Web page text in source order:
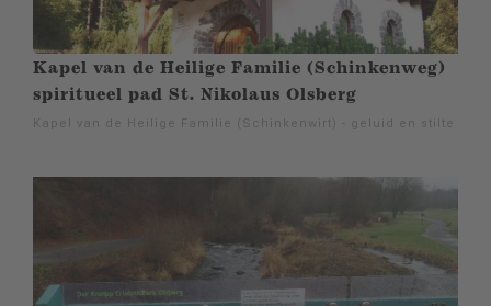
Kapel van de Heilige Familie (Schinkenweg)
spiritueel pad St. Nikolaus Olsberg
Kapel van de Heilige Familie (Schinkenwirt) - geluid en stilte